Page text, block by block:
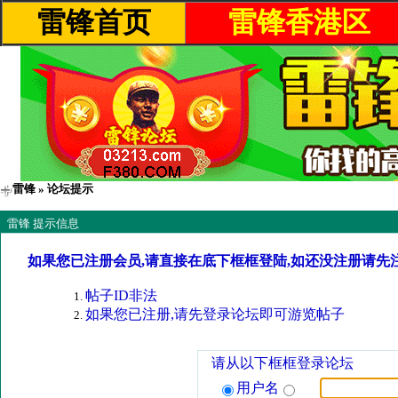
雷锋首页 雷锋香港区
雷锋 » 论坛提示
雷锋 提示信息
如果您已注册会员,请直接在底下框框登陆,如还没注册请先
帖子ID非法
如果您已注册,请先登录论坛即可游览帖子
请从以下框框登录论坛
用户名